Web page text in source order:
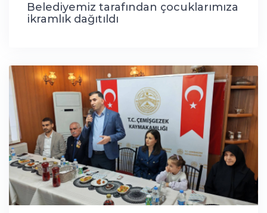
Belediyemiz tarafından çocuklarımıza
ikramlık dağıtıldı